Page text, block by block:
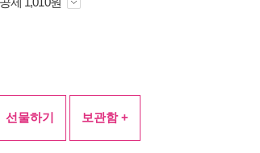
선물하기 보관함 +